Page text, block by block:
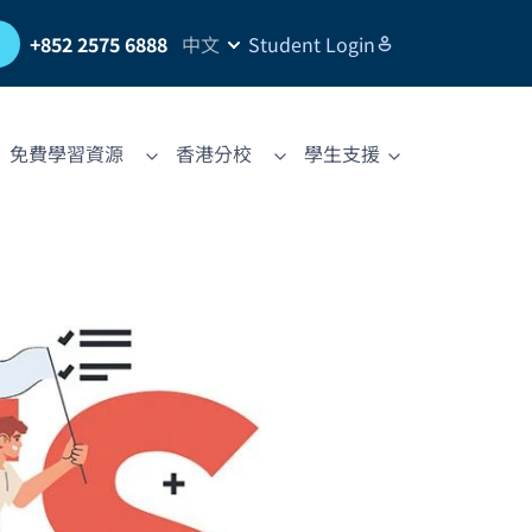
+852 2575 6888 中文 Student Login
免費學習資源 香港分校 學生支援